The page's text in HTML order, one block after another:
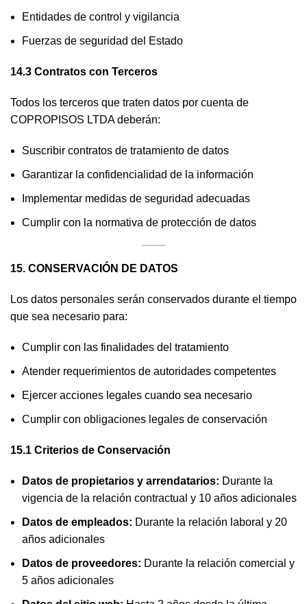
Entidades de control y vigilancia
Fuerzas de seguridad del Estado
14.3 Contratos con Terceros
Todos los terceros que traten datos por cuenta de
COPROPISOS LTDA deberán:
Suscribir contratos de tratamiento de datos
Garantizar la confidencialidad de la información
Implementar medidas de seguridad adecuadas
Cumplir con la normativa de protección de datos
15. CONSERVACIÓN DE DATOS
Los datos personales serán conservados durante el tiempo
que sea necesario para:
Cumplir con las finalidades del tratamiento
Atender requerimientos de autoridades competentes
Ejercer acciones legales cuando sea necesario
Cumplir con obligaciones legales de conservación
15.1 Criterios de Conservación
Datos de propietarios y arrendatarios: Durante la
vigencia de la relación contractual y 10 años adicionales
Datos de empleados: Durante la relación laboral y 20
años adicionales
Datos de proveedores: Durante la relación comercial y
5 años adicionales